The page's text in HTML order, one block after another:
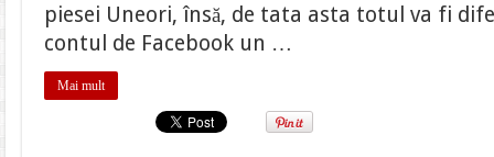
piesei Uneori, însă, de tata asta totul va fi
contul de Facebook un …
Mai mult